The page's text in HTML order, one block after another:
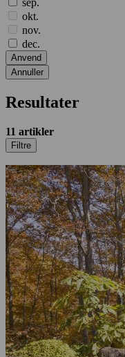
sep.
okt.
nov.
dec.
Anvend
Annuller
Resultater
11 artikler
Filtre